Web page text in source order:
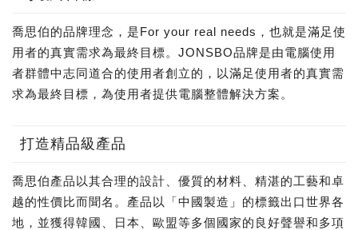
喬思伯的品牌理念，是For your real needs，也就是滿足使
用者的真實需求為最終目標。JONSBO品牌是由電腦使用
者群體中志同道合的使用者創立的，以滿足使用者的真實需
求為最終目標，為使用者提供電腦整體解決方案。
打造精品級產品
喬思伯產品以其合理的設計、優質的材料、精湛的工藝和卓
越的性價比而聞名。產品以「中國製造」的標籤出口世界各
地，並獲得韓國、日本、歐盟等多個國家的良好聲譽和多項